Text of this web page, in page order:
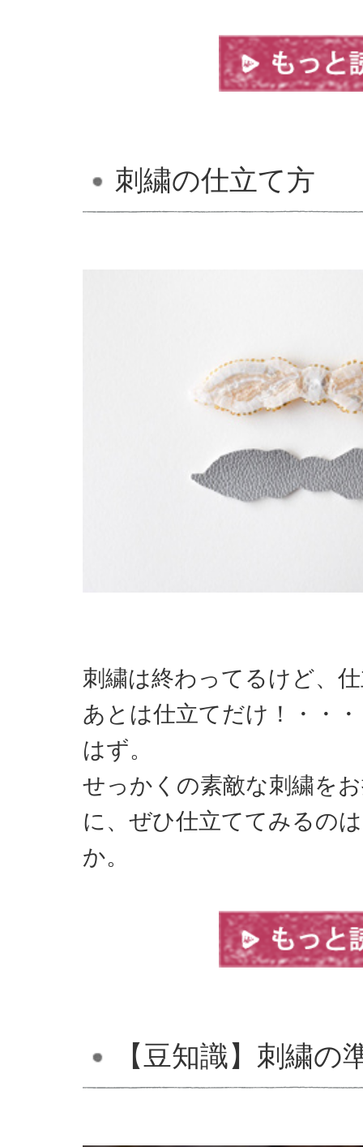
刺繍の仕立て方
刺繍は終わってるけど、
あとは仕立てだけ！・・
はず。
せっかくの素敵な刺繍を
に、ぜひ仕立ててみるの
か。
【豆知識】刺繍の